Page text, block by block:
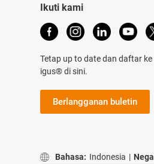
Ikuti kami
Tetap up to date dan daftar
igus® di sini.
Berlangganan buletin
Bahasa: Indonesia |